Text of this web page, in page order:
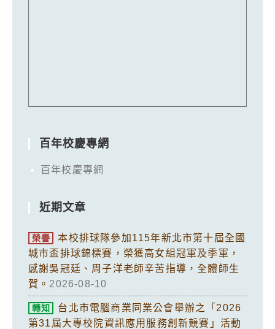
百年校慶專網
百年校慶專網
近期文章
榮譽
本校排球隊參加115年新北市第十屆全國
城市盃排球錦標賽，榮獲高女組冠軍及季軍，
感謝吳冠廷、周子洋老師辛苦指導，全體師生
賀。 2026-08-10
轉知
台北市電腦商業同業公會舉辦之「2026
第31屆大專校院資訊應用服務創新競賽」活動